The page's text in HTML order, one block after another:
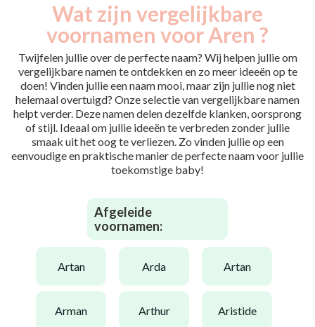
Wat zijn vergelijkbare
voornamen voor Aren ?
Twijfelen jullie over de perfecte naam? Wij helpen jullie om
vergelijkbare namen te ontdekken en zo meer ideeën op te
doen! Vinden jullie een naam mooi, maar zijn jullie nog niet
helemaal overtuigd? Onze selectie van vergelijkbare namen
helpt verder. Deze namen delen dezelfde klanken, oorsprong
of stijl. Ideaal om jullie ideeën te verbreden zonder jullie
smaak uit het oog te verliezen. Zo vinden jullie op een
eenvoudige en praktische manier de perfecte naam voor jullie
toekomstige baby!
Afgeleide
voornamen:
artan arda artan
arman arthur aristide